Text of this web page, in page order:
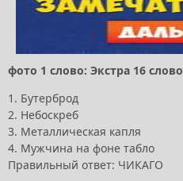
фото 1 слово: Экстра 16 слово
1. Бутерброд
2. Небоскреб
3. Металлическая капля
4. Мужчина на фоне табло
Правильный ответ: ЧИКАГО